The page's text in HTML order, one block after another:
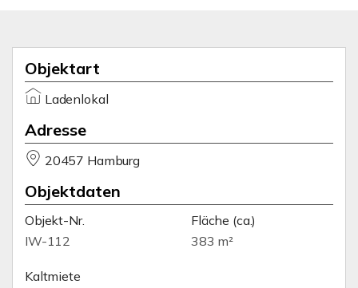
Objektart
Ladenlokal
Adresse
20457 Hamburg
Objektdaten
Objekt-Nr.
IW-112
Fläche (ca.)
383 m²
Kaltmiete